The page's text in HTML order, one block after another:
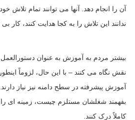
آن را انجام دهد. آنها می توانند تمام تلاش خود
ندانند این تلاش را به کجا هدایت کنند، کار بی
بیشتر مردم به آموزش به عنوان
نقش نگاه می کنند – با این حال، لزوماً
آموزش پیشرفته در سطح دامنه نیز نیاز دارند.
بفهمند شغلشان مستلزم چیست، زمینه ای را
کاملاً درک کنند.